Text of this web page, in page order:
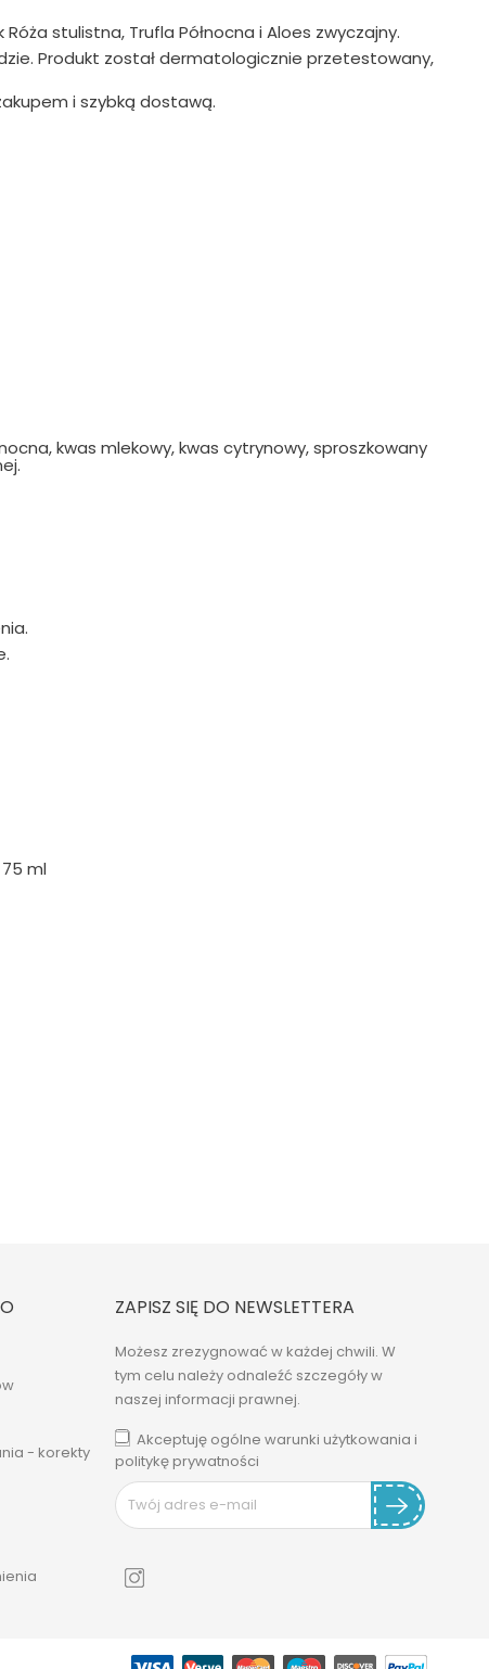
stulistna, Trufla Północna i Aloes zwyczajny.
Produkt został dermatologicznie przetestowany,
i szybką dostawą.
kwas mlekowy, kwas cytrynowy, sproszkowany
ml
- korekty
ZAPISZ SIĘ DO NEWSLETTERA
Możesz zrezygnować w każdej chwili. W
tym celu należy odnaleźć szczegóły w
naszej informacji prawnej.
Akceptuję ogólne warunki użytkowania i
politykę prywatności